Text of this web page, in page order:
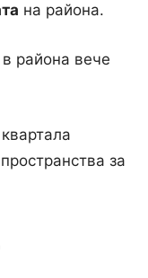
на района.
в района вече
за